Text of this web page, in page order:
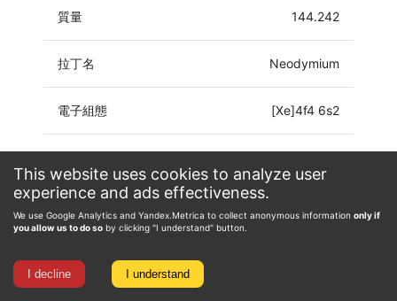
This website uses cookies to analyze user
experience and ads effectiveness.
We use Google Analytics and Yandex.Metrica to collect anonymous information only if
you allow us to do so by clicking "I understand" button.
I decline I understand
質量 144.242
拉丁名 Neodymium
電子組態 [Xe]4f4 6s2